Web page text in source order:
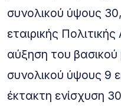
συνολικού ύψους
εταιρικής
αύξηση του βασικού
συνολικού ύψους 9
έκτακτη ενίσχυση